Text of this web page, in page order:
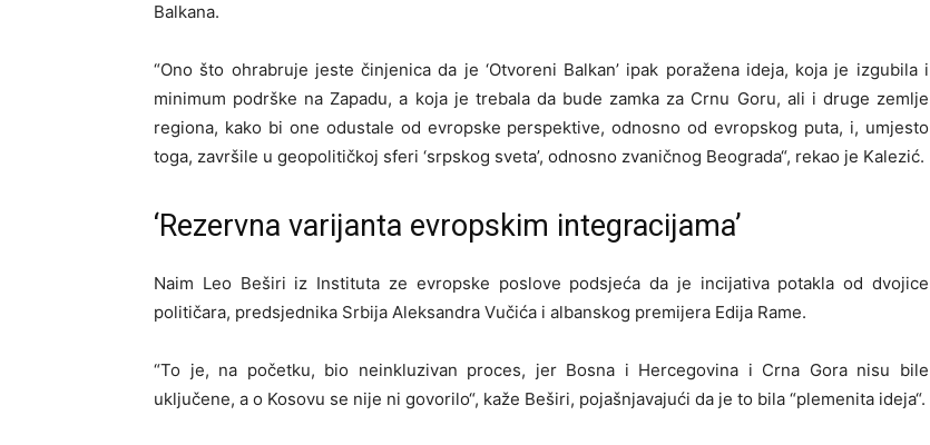
Balkana.
“Ono što ohrabruje jeste činjenica da je ‘Otvoreni Balkan’ ipak poražena ideja, koja je izgubila i
minimum podrške na Zapadu, a koja je trebala da bude zamka za Crnu Goru, ali i druge zemlje
regiona, kako bi one odustale od evropske perspektive, odnosno od evropskog puta, i, umjesto
toga, završile u geopolitičkoj sferi ‘srpskog sveta’, odnosno zvaničnog Beograda“, rekao je Kalezić.
‘Rezervna varijanta evropskim integracijama’
Naim Leo Beširi iz Instituta ze evropske poslove podsjeća da je incijativa potakla od dvojice
političara, predsjednika Srbija Aleksandra Vučića i albanskog premijera Edija Rame.
“To je, na početku, bio neinkluzivan proces, jer Bosna i Hercegovina i Crna Gora nisu bile
uključene, a o Kosovu se nije ni govorilo“, kaže Beširi, pojašnjavajući da je to bila “plemenita ideja“.